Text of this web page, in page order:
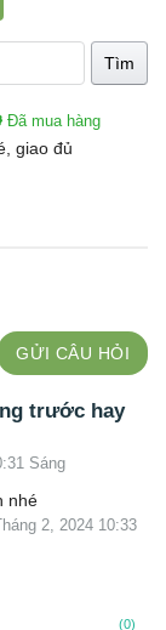
Tìm
Đã mua hàng
giao đủ
GỬI CÂU HỎI
trước hay
Sáng
nhé
2, 2024 10:33
(0)